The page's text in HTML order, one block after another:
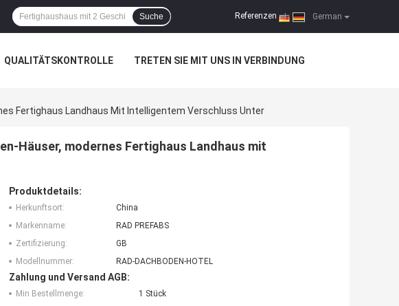
German
Referenzen |
Suche
QUALITÄTSKONTROLLE TRETEN SIE MIT UNS IN VERBINDUNG
Fertighaus Landhaus Mit Intelligentem Verschluss Unter
Häuser, modernes Fertighaus Landhaus mit
Produktdetails:
Herkunftsort:
China
Markenname:
RAD PREFABS
Zertifizierung:
GB
Modellnummer:
RAD-DACHBODEN-HOTEL
Zahlung und Versand AGB:
Min Bestellmenge:
1 Stück